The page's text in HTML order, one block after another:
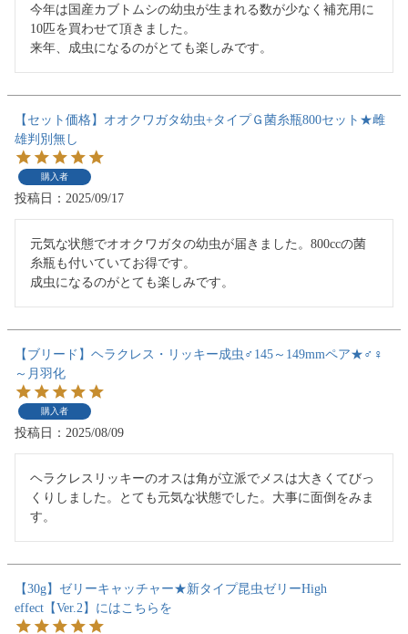
今年は国産カブトムシの幼虫が生まれる数が少なく補充用に
10匹を買わせて頂きました。
来年、成虫になるのがとても楽しみです。
【セット価格】オオクワガタ幼虫+タイプＧ菌糸瓶800セット★雌
雄判別無し
購入者
投稿日 2025/09/17
元気な状態でオオクワガタの幼虫が届きました。800ccの菌
糸瓶も付いていてお得です。
成虫になるのがとても楽しみです。
【ブリード】ヘラクレス・リッキー成虫♂145～149mmペア★♂♀
～月羽化
購入者
投稿日 2025/08/09
ヘラクレスリッキーのオスは角が立派でメスは大きくてびっ
くりしました。とても元気な状態でした。大事に面倒をみま
す。
【30g】ゼリーキャッチャー★新タイプ昆虫ゼリーHigh
effect【Ver.2】にはこちらを